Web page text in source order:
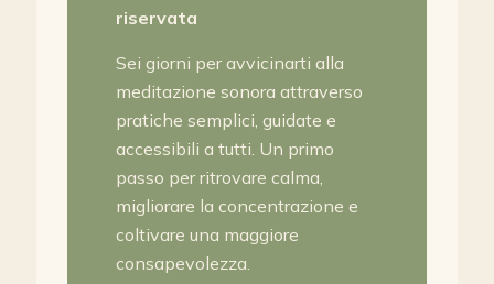
riservata
Sei giorni per avvicinarti alla
meditazione sonora attraverso
pratiche semplici, guidate e
accessibili a tutti. Un primo
passo per ritrovare calma,
migliorare la concentrazione e
coltivare una maggiore
consapevolezza.